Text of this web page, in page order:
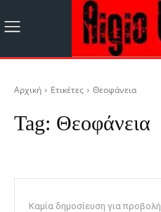
Αρχική Ετικέτες Θεοφάνεια
Tag: Θεοφάνεια
Καμία δημοσίευση για προβολή